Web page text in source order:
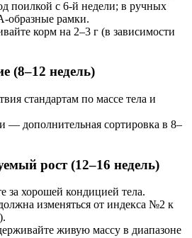
поилкой с 6-й недели; в ручных
образные рамки.
корм на 2–3 г (в зависимости
(8–12 недель)
стандартам по массе тела и
— дополнительная сортировка в 8–
рост (12–16 недель)
за хорошей кондицией тела.
изменяться от индекса №2 к
живую массу в диапазоне